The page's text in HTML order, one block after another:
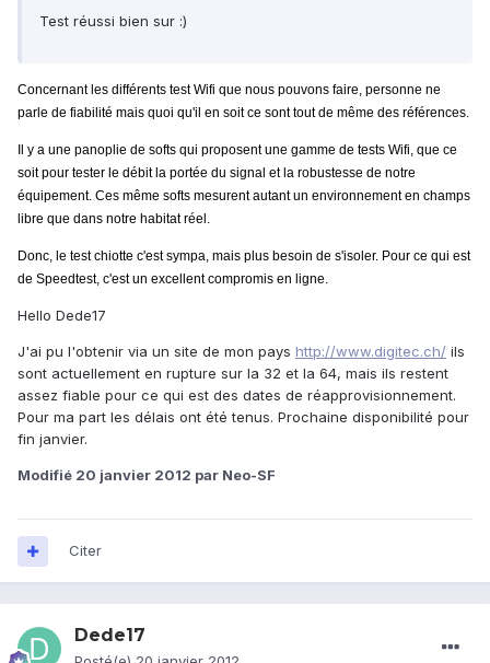
Test réussi bien sur :)
Concernant les différents test Wifi que nous pouvons faire, personne ne
parle de fiabilité mais quoi qu'il en soit ce sont tout de même des références.
Il y a une panoplie de softs qui proposent une gamme de tests Wifi, que ce
soit pour tester le débit la portée du signal et la robustesse de notre
équipement. Ces même softs mesurent autant un environnement en champs
libre que dans notre habitat réel.
Donc, le test chiotte c'est sympa, mais plus besoin de s'isoler. Pour ce qui est
de Speedtest, c'est un excellent compromis en ligne.
Hello Dede17
J'ai pu l'obtenir via un site de mon pays http://www.digitec.ch/ ils
sont actuellement en rupture sur la 32 et la 64, mais ils restent
assez fiable pour ce qui est des dates de réapprovisionnement.
Pour ma part les délais ont été tenus. Prochaine disponibilité pour
fin janvier.
Modifié 20 janvier 2012 par Neo-SF
Citer
Dede17